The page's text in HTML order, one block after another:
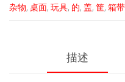
杂物, 桌面, 玩具, 的, 盖, 筐, 箱带
描述